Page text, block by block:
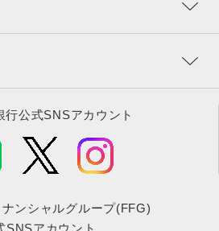
行公式SNSアカウント
ンシャルグループ(FFG)